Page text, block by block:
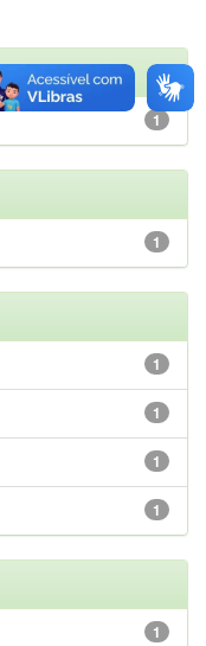
1
1
1
1
1
1
1